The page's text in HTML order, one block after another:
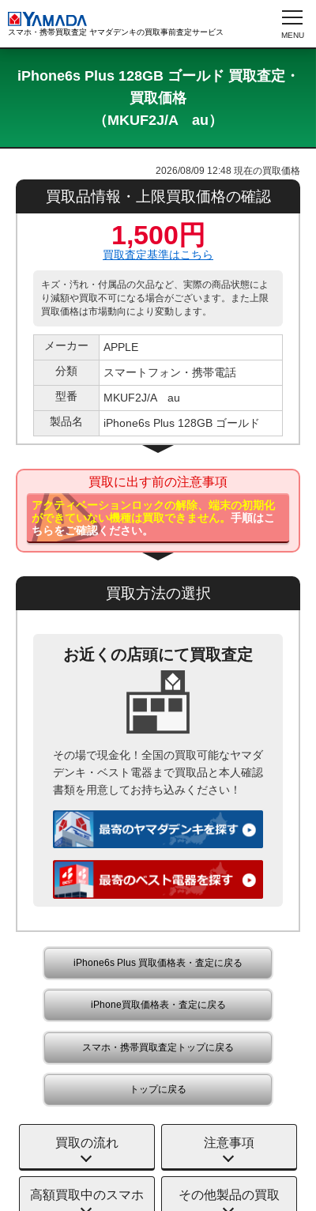
スマホ・携帯買取査定 ヤマダデンキの買取事前査定サービス
iPhone6s Plus 128GB ゴールド 買取査定・
買取価格
（MKUF2J/A au）
2026/08/09 12:48 現在の買取価格
買取品情報・上限買取価格の確認
1,500円
買取査定基準はこちら
キズ・汚れ・付属品の欠品など、実際の商品状態によ
り減額や買取不可になる場合がございます。また上限
買取価格は市場動向により変動します。
メーカー
APPLE
分類
スマートフォン・携帯電話
型番
MKUF2J/A au
製品名
iPhone6s Plus 128GB ゴールド
買取に出す前の注意事項
アクティベーションロックの解除、端末の初期化
ができていない機種は買取できません。手順はこ
ちらをご確認ください。
買取方法の選択
お近くの店頭にて買取査定
その場で現金化！全国の買取可能なヤマダ
デンキ・ベスト電器まで買取品と本人確認
書類を用意してお持ち込みください！
iPhone6s Plus 買取価格表・査定に戻る
iPhone買取価格表・査定に戻る
スマホ・携帯買取査定トップに戻る
トップに戻る
買取の流れ 注意事項
高額買取中のスマホ その他製品の買取